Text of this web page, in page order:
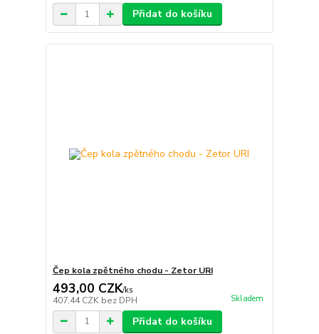
Přidat do košíku
Čep kola zpětného chodu - Zetor URI
493,00 CZK/ks
407,44 CZK bez DPH Skladem
Přidat do košíku